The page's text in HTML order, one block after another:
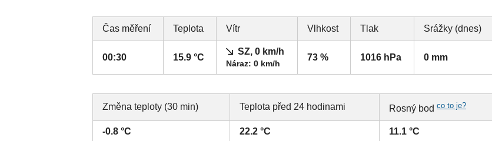
Čas měření Teplota Vítr Vlhkost Tlak Srážky (dnes)
00:30 15.9 °C
SZ, 0 km/h
Náraz: 0 km/h
73 % 1016 hPa 0 mm
Změna teploty (30 min) Teplota před 24 hodinami Rosný bodco to je?
-0.8 °C 22.2 °C 11.1 °C